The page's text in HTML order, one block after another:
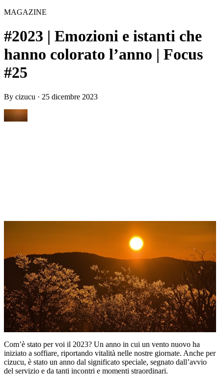
MAGAZINE
#2023 | Emozioni e istanti che
hanno colorato l’anno | Focus
#25
By cizucu · 25 dicembre 2023
Com’è stato per voi il 2023? Un anno in cui un vento nuovo ha
iniziato a soffiare, riportando vitalità nelle nostre giornate. Anche per
cizucu, è stato un anno dal significato speciale, segnato dall’avvio
del servizio e da tanti incontri e momenti straordinari.